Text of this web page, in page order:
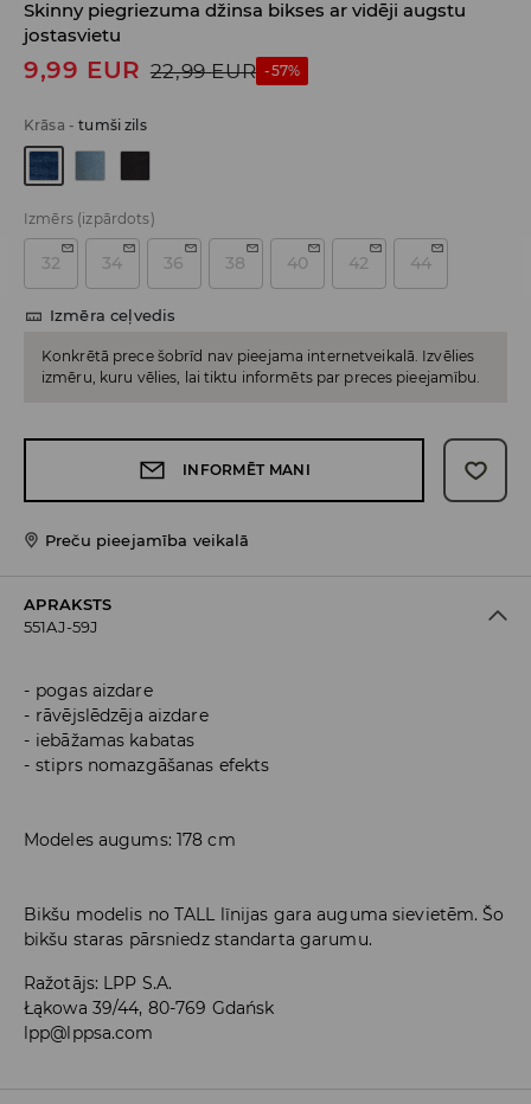
Skinny piegriezuma džinsa bikses ar vidēji augstu
jostasvietu
9,99 EUR 22,99 EUR -57%
Krāsa -tumši zils
Izmērs (izpārdots)
32 34 36 38 40 42 44
Izmēra ceļvedis
Konkrētā prece šobrīd nav pieejama internetveikalā. Izvēlies
izmēru, kuru vēlies, lai tiktu informēts par preces pieejamību.
INFORMĒT MANI
Preču pieejamība veikalā
APRAKSTS
551AJ-59J
pogas aizdare
rāvējslēdzēja aizdare
iebāžamas kabatas
stiprs nomazgāšanas efekts
Modeles augums: 178 cm
Bikšu modelis no TALL līnijas gara auguma sievietēm. Šo
bikšu staras pārsniedz standarta garumu.
Ražotājs: LPP S.A.
Łąkowa 39/44, 80-769 Gdańsk
lpp@lppsa.com